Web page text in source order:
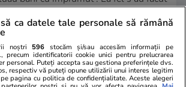
in toata tara . Multi au plecat din tara
si ateliere cu multe datorii si
, dar dupa 100 de ani au venit
sa si ceara" drepturile ". Si au
cu aparatura noua , mobilier , case
refacute in timp cu o multime de bani ,
ca datele tale personale să rămână
noștri 596 stocăm și/sau accesăm informații pe
precum identificatorii cookie unici pentru prelucrarea
personal. Puteți accepta sau gestiona preferințele dvs.
respectiv vă puteți opune utilizării unui interes legitim
pagina cu politica de confidențialitate. Aceste alegeri